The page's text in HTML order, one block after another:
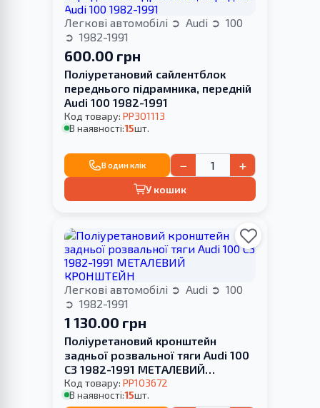
Легкові автомобілі Audi
100
1982-1991
600.00 грн
Поліуретановий сайлентблок
переднього підрамника, передній
Audi 100 1982-1991
Код товару: PP301113
В наявності:15шт.
В один клік − +
У кошик
Легкові автомобілі Audi
100
1982-1991
1 130.00 грн
Поліуретановий кронштейн
задньої розвальної тяги Audi 100
С3 1982-1991 МЕТАЛЕВИЙ
КРОНШТЕЙН
Код товару: PP103672
В наявності:15шт.